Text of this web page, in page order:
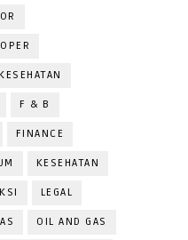
F & B
FINANCE
KESEHATAN
LEGAL
OIL AND GAS